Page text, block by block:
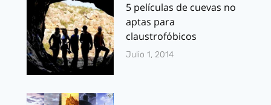
5 películas de cuevas no
aptas para
claustrofóbicos
Julio 1, 2014